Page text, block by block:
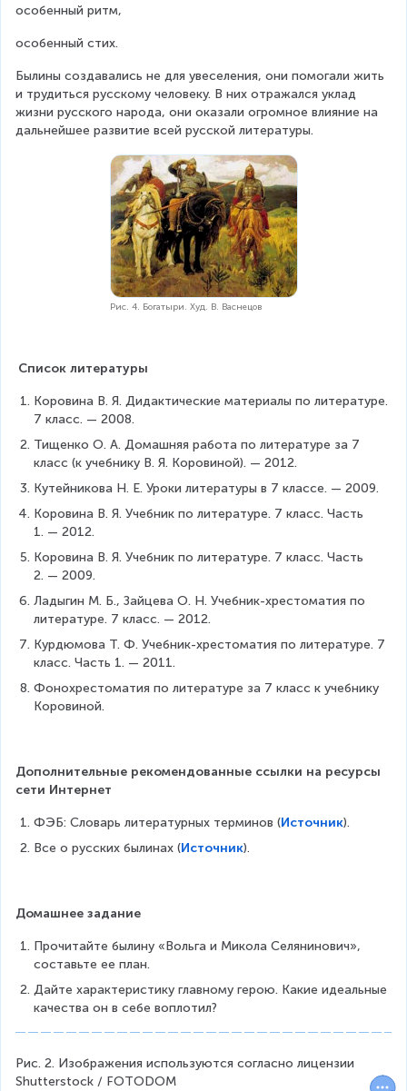
особенный ритм,
особенный стих.
Былины создавались не для увеселения, они помогали жить
и трудиться русскому человеку. В них отражался уклад
жизни русского народа, они оказали огромное влияние на
дальнейшее развитие всей русской литературы.
Рис. 4. Богатыри. Худ. В. Васнецов
Список литературы
Коровина В. Я. Дидактические материалы по литературе.
7 класс. — 2008.
Тищенко О. А. Домашняя работа по литературе за 7
класс (к учебнику В. Я. Коровиной). — 2012.
Кутейникова Н. Е. Уроки литературы в 7 классе. — 2009.
Коровина В. Я. Учебник по литературе. 7 класс. Часть
1. — 2012.
Коровина В. Я. Учебник по литературе. 7 класс. Часть
2. — 2009.
Ладыгин М. Б., Зайцева О. Н. Учебник-хрестоматия по
литературе. 7 класс. — 2012.
Курдюмова Т. Ф. Учебник-хрестоматия по литературе. 7
класс. Часть 1. — 2011.
Фонохрестоматия по литературе за 7 класс к учебнику
Коровиной.
Дополнительные рекомендованные ссылки на ресурсы
сети Интернет
ФЭБ: Словарь литературных терминов (Источник).
Все о русских былинах (Источник).
Домашнее задание
Прочитайте былину «Вольга и Микола Селянинович»,
составьте ее план.
Дайте характеристику главному герою. Какие идеальные
качества он в себе воплотил?
Рис. 2. Изображения используются согласно лицензии
Shutterstock / FOTODOM